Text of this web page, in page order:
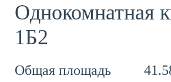
Однокомнатная
1Б2
Общая площадь